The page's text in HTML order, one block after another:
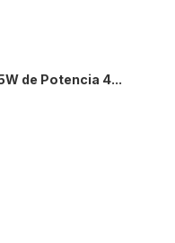
de Potencia 4...